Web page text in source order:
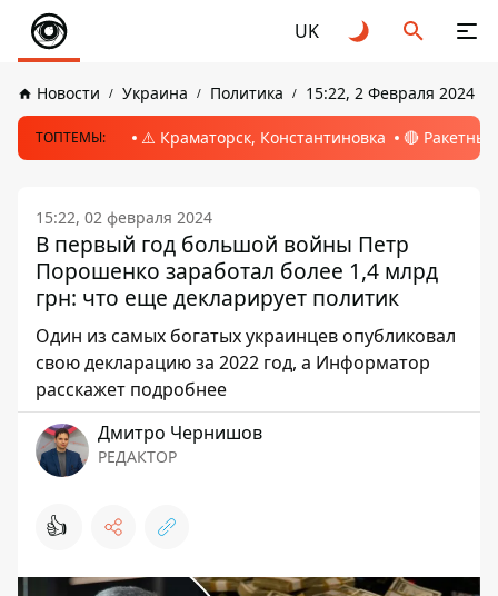
UK
Новости Украина Политика 15:22, 2 Февраля 2024
ТОПТЕМЫ: ⚠️ Краматорск, Константиновка 🔴
15:22, 02 февраля 2024
В первый год большой войны Петр
Порошенко заработал более 1,4 млрд
грн: что еще декларирует политик
Один из самых богатых украинцев опубликовал
свою декларацию за 2022 год, а Информатор
расскажет подробнее
Дмитро Чернишов
РЕДАКТОР
👍